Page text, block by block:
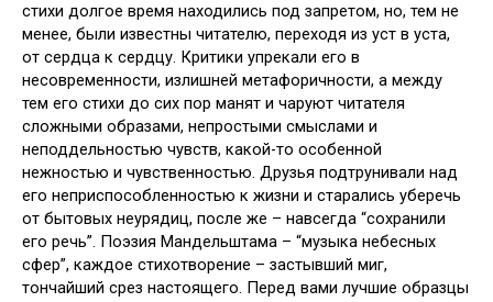
стихи долгое время находились под запретом, но, тем не
менее, были известны читателю, переходя из уст в уста,
от сердца к сердцу. Критики упрекали его в
несовременности, излишней метафоричности, а между
тем его стихи до сих пор манят и чаруют читателя
сложными образами, непростыми смыслами и
неподдельностью чувств, какой-то особенной
нежностью и чувственностью. Друзья подтрунивали над
его неприспособленностью к жизни и старались уберечь
от бытовых неурядиц, после же – навсегда “сохранили
его речь”. Поэзия Мандельштама – “музыка небесных
сфер”, каждое стихотворение – застывший миг,
тончайший срез настоящего. Перед вами лучшие образцы